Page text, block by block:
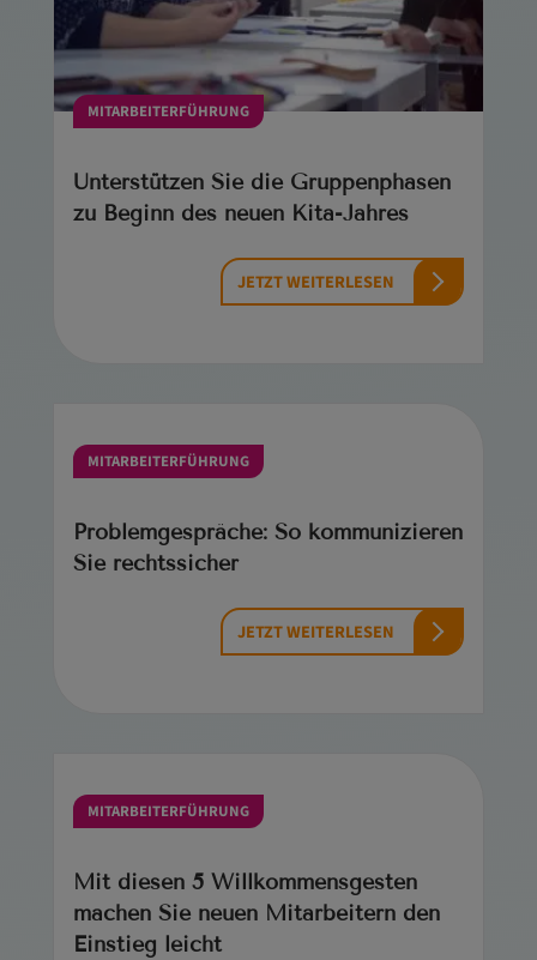
MITARBEITERFÜHRUNG
Unterstützen Sie die Gruppenphasen
zu Beginn des neuen Kita-­Jahres
JETZT WEITERLESEN
MITARBEITERFÜHRUNG
Problemgespräche: So kommunizieren
Sie rechtssicher
JETZT WEITERLESEN
MITARBEITERFÜHRUNG
Mit diesen 5 Willkommensgesten
machen Sie neuen Mitarbeitern den
Einstieg leicht